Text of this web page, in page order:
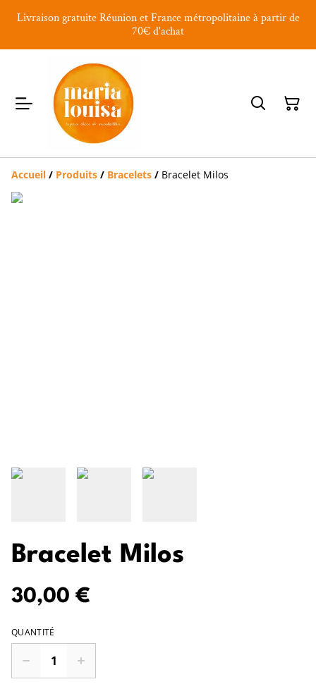
Livraison gratuite Réunion et France métropolitaine à partir de
70€ d'achat
Accueil / Produits / Bracelets / Bracelet Milos
Bracelet Milos
30,00 €
QUANTITÉ